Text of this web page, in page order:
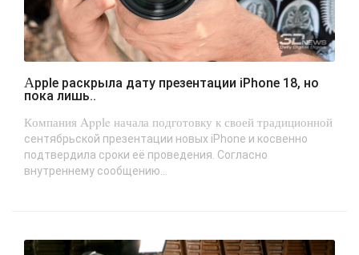
Apple раскрыла дату презентации iPhone 18, но
пока лишь..
Компания Apple начала подготовку к своей традиционной
сентябрьской презентации новых iPhone и косвенно
подтвердила сроки её проведения. Согласно
внутреннему сообщению...